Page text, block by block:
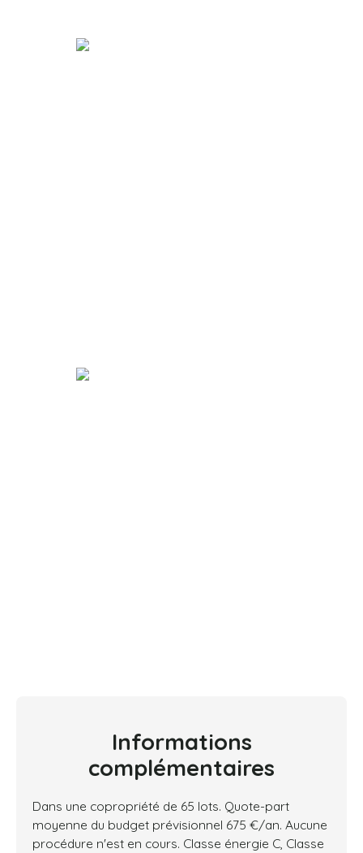
Informations
complémentaires
Dans une copropriété de 65 lots. Quote-part
moyenne du budget prévisionnel 675 €/an. Aucune
procédure n'est en cours. Classe énergie C, Classe